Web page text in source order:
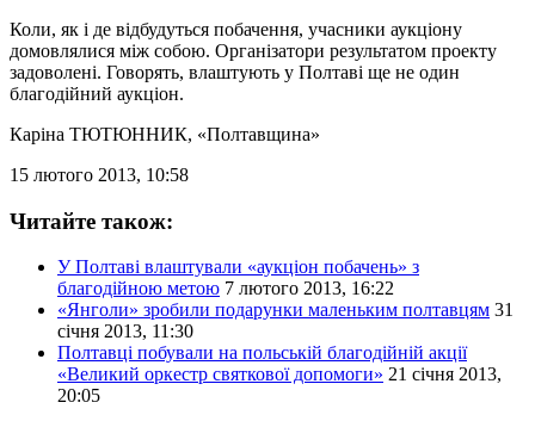
Коли, як і де відбудуться побачення, учасники аукціону
домовлялися між собою. Організатори результатом проекту
задоволені. Говорять, влаштують у Полтаві ще не один
благодійний аукціон.
Каріна ТЮТЮННИК, «Полтавщина»
15 лютого 2013, 10:58
Читайте також:
У Полтаві влаштували «аукціон побачень» з
благодійною метою 7 лютого 2013, 16:22
«Янголи» зробили подарунки маленьким полтавцям 31
січня 2013, 11:30
Полтавці побували на польській благодійній акції
«Великий оркестр святкової допомоги» 21 січня 2013,
20:05